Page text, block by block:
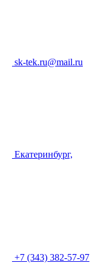
sk-tek.ru@mail.ru
Екатеринбург,
+7 (343) 382-57-97